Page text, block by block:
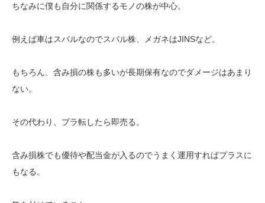
ちなみに僕も自分に関係するモノの株が中心。
例えば車はスバルなのでスバル株、メガネはJINSなど。
もちろん、含み損の株も多いが長期保有なのでダメージはあまり
ない。
その代わり、プラ転したら即売る。
含み損株でも優待や配当金が入るのでうまく運用すればプラスに
もなる。